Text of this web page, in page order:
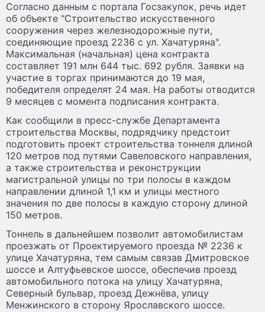
Согласно данным с портала Госзакупок, речь идет
об объекте "Строительство искусственного
сооружения через железнодорожные пути,
соединяющие проезд 2236 с ул. Хачатуряна".
Максимальная (начальная) цена контракта
составляет 191 млн 644 тыс. 692 рубля. Заявки на
участие в торгах принимаются до 19 мая,
победителя определят 24 мая. На работы отводится
9 месяцев с момента подписания контракта.
Как сообщили в пресс-службе Департамента
строительства Москвы, подрядчику предстоит
подготовить проект строительства тоннеля длиной
120 метров под путями Савеловского направления,
а также строительства и реконструкции
магистральной улицы по три полосы в каждом
направлении длиной 1,1 км и улицы местного
значения по две полосы в каждую сторону длиной
150 метров.
Тоннель в дальнейшем позволит автомобилистам
проезжать от Проектируемого проезда № 2236 к
улице Хачатуряна, тем самым связав Дмитровское
шоссе и Алтуфьевское шоссе, обеспечив проезд
автомобильного потока на улицу Хачатуряна,
Северный бульвар, проезд Дежнёва, улицу
Менжинского в сторону Ярославского шоссе.